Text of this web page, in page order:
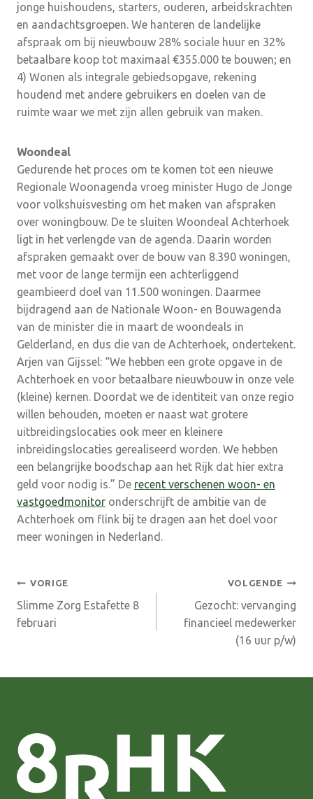
jonge huishoudens, starters, ouderen, arbeidskrachten
en aandachtsgroepen. We hanteren de landelijke
afspraak om bij nieuwbouw 28% sociale huur en 32%
betaalbare koop tot maximaal €355.000 te bouwen; en
4) Wonen als integrale gebiedsopgave, rekening
houdend met andere gebruikers en doelen van de
ruimte waar we met zijn allen gebruik van maken.
Woondeal
Gedurende het proces om te komen tot een nieuwe
Regionale Woonagenda vroeg minister Hugo de Jonge
voor volkshuisvesting om het maken van afspraken
over woningbouw. De te sluiten Woondeal Achterhoek
ligt in het verlengde van de agenda. Daarin worden
afspraken gemaakt over de bouw van 8.390 woningen,
met voor de lange termijn een achterliggend
geambieerd doel van 11.500 woningen. Daarmee
bijdragend aan de Nationale Woon- en Bouwagenda
van de minister die in maart de woondeals in
Gelderland, en dus die van de Achterhoek, ondertekent.
Arjen van Gijssel: “We hebben een grote opgave in de
Achterhoek en voor betaalbare nieuwbouw in onze vele
(kleine) kernen. Doordat we de identiteit van onze regio
willen behouden, moeten er naast wat grotere
uitbreidingslocaties ook meer en kleinere
inbreidingslocaties gerealiseerd worden. We hebben
een belangrijke boodschap aan het Rijk dat hier extra
geld voor nodig is.” De recent verschenen woon- en
vastgoedmonitor onderschrijft de ambitie van de
Achterhoek om flink bij te dragen aan het doel voor
meer woningen in Nederland.
Bericht
navigatie
VORIGE
Slimme Zorg Estafette 8
februari
VOLGENDE
Gezocht: vervanging
financieel medewerker
(16 uur p/w)